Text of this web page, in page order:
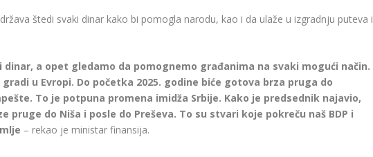
štedi svaki dinar kako bi pomogla narodu, kao i da ulaže u izgradnju puteva i
dinar, a opet gledamo da pomognemo građanima na svaki mogući način.
u Evropi. Do početka 2025. godine biće gotova brza pruga do
To je potpuna promena imidža Srbije. Kako je predsednik najavio,
pruge do Niša i posle do Preševa. To su stvari koje pokreču naš BDP i
– rekao je ministar finansija.